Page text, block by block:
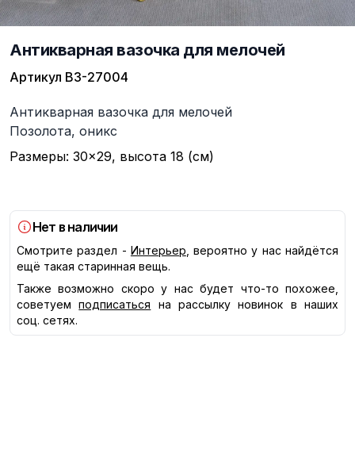
Антикварная вазочка для мелочей
Артикул ВЗ-27004
Описание
Антикварная вазочка для мелочей
Позолота, оникс
Размеры: 30×29, высота 18 (см)
Нет в наличии
Смотрите раздел - Интерьер , вероятно у нас найдётся
ещё такая старинная вещь.
Также возможно скоро у нас будет что-то похожее,
советуем
подписаться
на рассылку новинок в наших
соц. сетях.